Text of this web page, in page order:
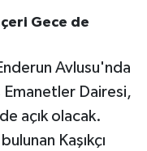
Gece de
Avlusu'nda
Emanetler Dairesi,
açık olacak.
Kaşıkçı